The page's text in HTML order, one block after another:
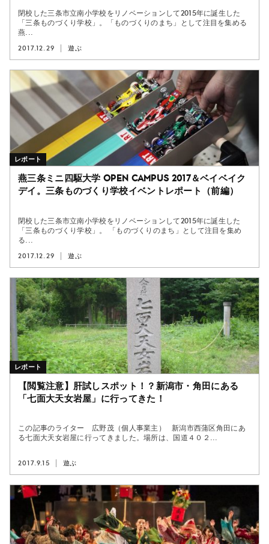
閉校した三条市立南小学校をリノベーションして2015年に誕生した
「三条ものづくり学校」。「ものづくりのまち」として注目を集める
燕...
2017.12.29 遊ぶ
燕三条ミニ四駆大学 OPEN CAMPUS 2017＆ベイベイク
デイ。三条ものづくり学校イベントレポート（前編）
閉校した三条市立南小学校をリノベーションして2015年に誕生した
「三条ものづくり学校」。 「ものづくりのまち」として注目を集め
る...
2017.12.29 遊ぶ
レポート
【閲覧注意】肝試しスポット！？新潟市・角田にある
「七面大天女岩屋」に行ってきた！
この記事のライター 広野茂（個人事業主） 新潟市西蒲区角田にあ
る七面大天女岩屋に行ってきました。場所は、国道４０２...
2017.9.15 遊ぶ
レポート